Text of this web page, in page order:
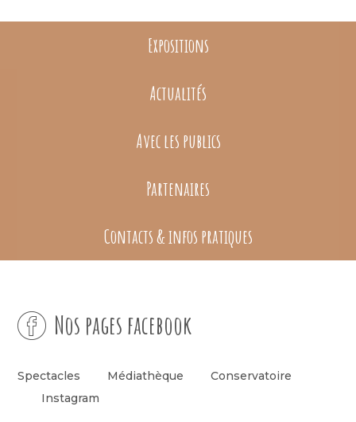
Expositions
Actualités
Avec les publics
Partenaires
Contacts & infos pratiques
Nos pages facebook
Spectacles Médiathèque
Conservatoire
Instagram